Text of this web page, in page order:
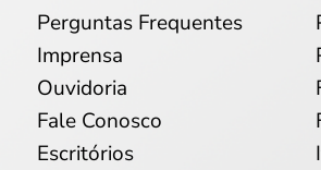
Perguntas Frequentes
Imprensa
Ouvidoria
Fale Conosco
Escritórios